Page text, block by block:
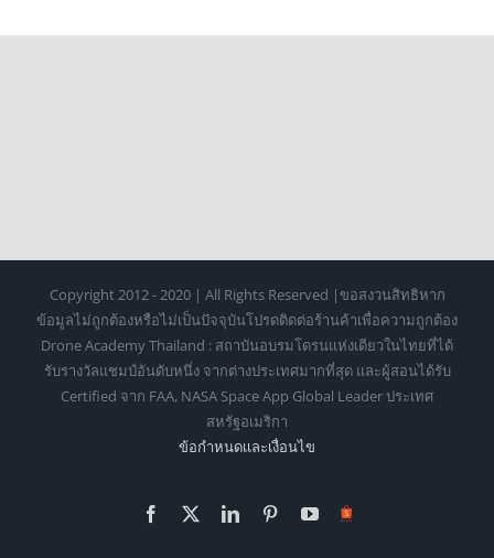
Copyright 2012 - 2020 | All Rights Reserved |ขอสงวนสิทธิหาก
ข้อมูลไม่ถูกต้องหรือไม่เป็นปัจจุบันโปรดติดต่อร้านค้าเพื่อความถูกต้อง
Drone Academy Thailand : สถาบันอบรมโดรนแห่งเดียวในไทยที่ได้
รับรางวัลแชมป์อันดับหนึ่ง จากต่างประเทศมากที่สุด และผู้สอนได้รับ
Certified จาก FAA, NASA Space App Global Leader ประเทศ
สหรัฐอเมริกา
ข้อกำหนดเเละเงื่อนไข
Facebook
X LinkedInPinterestYouTube
Https://shopee.co.th/